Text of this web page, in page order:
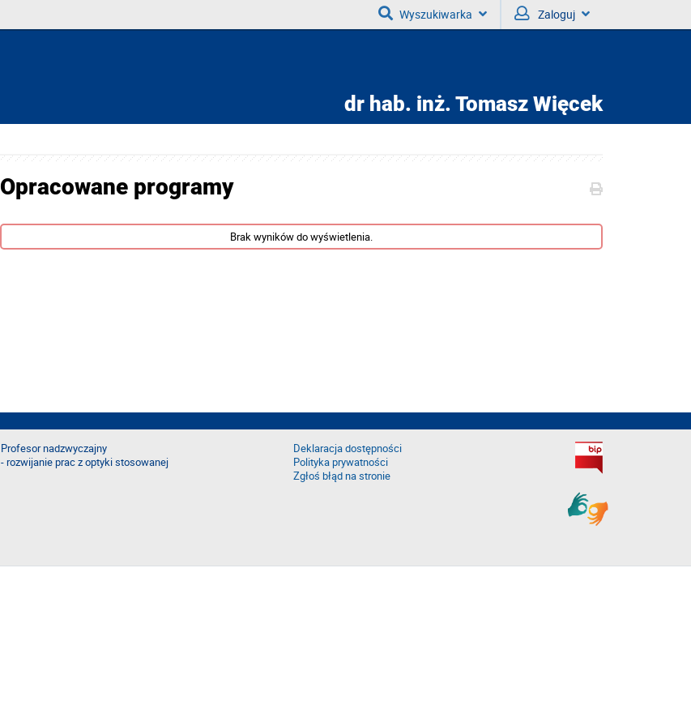
Wyszukiwarka Zaloguj
dr hab. inż. Tomasz Więcek
Opracowane programy
Brak wyników do wyświetlenia.
Profesor nadzwyczajny
- rozwijanie prac z optyki stosowanej
Deklaracja dostępności
Polityka prywatności
Zgłoś błąd na stronie